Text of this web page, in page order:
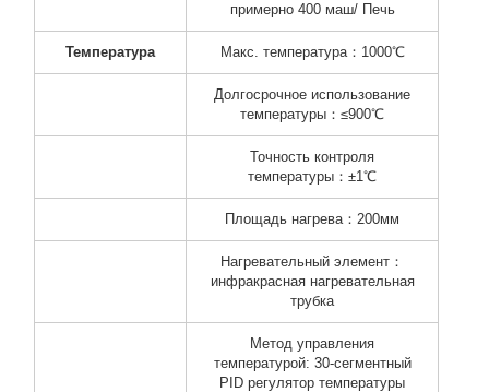
примерно 400 маш/ Печь
Температура Макс. температура：1000℃
Долгосрочное использование
температуры：≤900℃
Точность контроля
температуры：±1℃
Площадь нагрева：200мм
Нагревательный элемент：
инфракрасная нагревательная
трубка
Метод управления
температурой: 30-сегментный
PID регулятор температуры